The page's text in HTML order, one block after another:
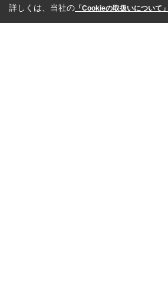
詳しくは、当社の 「Cookieの取扱いについて」